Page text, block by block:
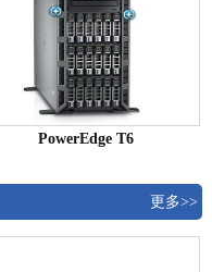
PowerEdge T6
更多>>